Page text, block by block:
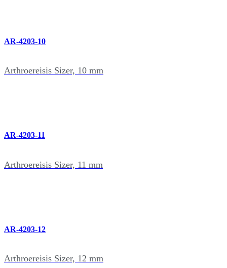
AR-4203-10
Arthroereisis Sizer, 10 mm
AR-4203-11
Arthroereisis Sizer, 11 mm
AR-4203-12
Arthroereisis Sizer, 12 mm